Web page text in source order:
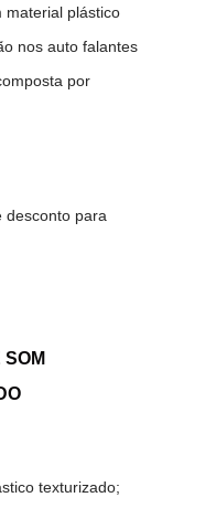
material plástico
nos auto falantes
por
desconto para
texturizado;